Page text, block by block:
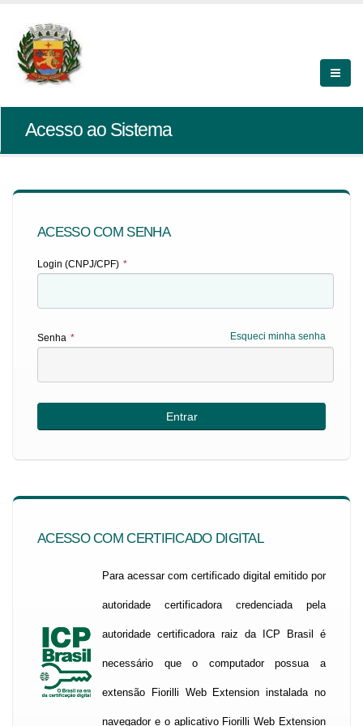
Acesso ao Sistema
ACESSO COM SENHA
Login (CNPJ/CPF) *
Esqueci minha senha
Senha *
ACESSO COM CERTIFICADO DIGITAL
Para acessar com certificado digital emitido por
autoridade certificadora credenciada pela
autoridade certificadora raiz da ICP Brasil é
necessário que o computador possua a
extensão Fiorilli Web Extension instalada no
navegador e o aplicativo Fiorilli Web Extension